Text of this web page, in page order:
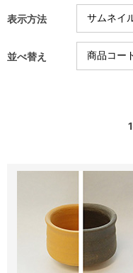
表示方法
並べ替え